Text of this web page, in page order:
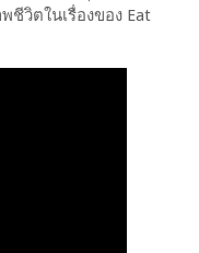
ชีวิตในเรื่องของ Eat